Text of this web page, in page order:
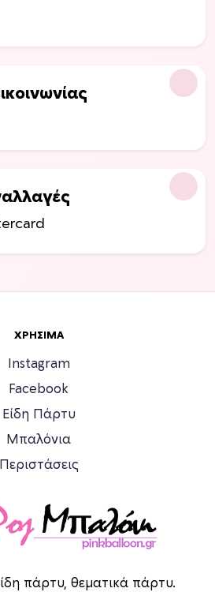
ΧΡΉΣΙΜΑ
Instagram
Facebook
Είδη Πάρτυ
Μπαλόνια
Περιστάσεις
πάρτυ, θεματικά πάρτυ.